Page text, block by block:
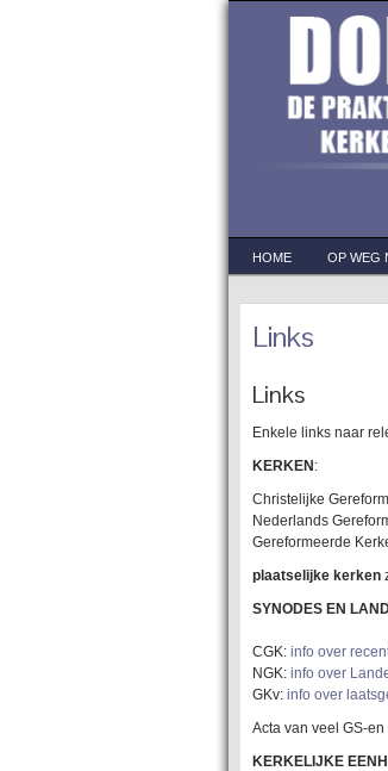
HOME OP WEG
Links
Links
Enkele links naar
KERKEN :
Christelijke
Nederlands
Gereformeerde
plaatselijke kerken
SYNODES EN
CGK: info over
NGK: info over
GKv: info over
Acta van veel GS-
KERKELIJKE